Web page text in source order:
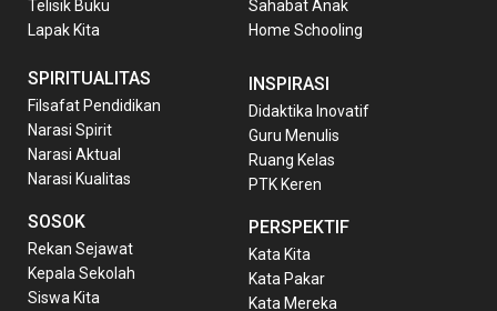
Telisik Buku
Lapak Kita
Sahabat Anak
Home Schooling
SPIRITUALITAS
Filsafat Pendidikan
Narasi Spirit
Narasi Aktual
Narasi Kualitas
SOSOK
Rekan Sejawat
Kepala Sekolah
Siswa Kita
INSPIRASI
Didaktika Inovatif
Guru Menulis
Ruang Kelas
PTK Keren
PERSPEKTIF
Kata Kita
Kata Pakar
Kata Mereka